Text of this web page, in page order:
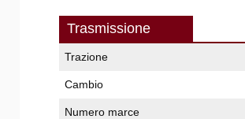
Trasmissione
Trazione
Cambio
Numero marce